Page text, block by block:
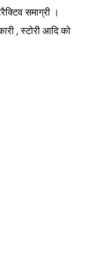
समाग्री ।
, स्टोरी आदि को